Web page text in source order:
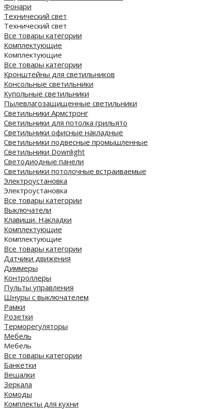
Фонари
Технический свет
Технический свет
Все товары категории
Комплектующие
Комплектующие
Все товары категории
Кронштейны для светильников
Консольные светильники
Купольные светильники
Пылевлагозащищенные светильники
Светильники Армстронг
Светильники для потолка грильято
Светильники офисные накладные
Светильники подвесные промышленные
Светильники Downlight
Светодиодные панели
Cветильники потолочные встраиваемые
Электроустановка
Электроустановка
Все товары категории
Выключатели
Клавиши. Накладки
Комплектующие
Комплектующие
Все товары категории
Датчики движения
Диммеры
Контроллеры
Пульты управления
Шнуры с выключателем
Рамки
Розетки
Терморегуляторы
Мебель
Мебель
Все товары категории
Банкетки
Вешалки
Зеркала
Комоды
Комплекты для кухни